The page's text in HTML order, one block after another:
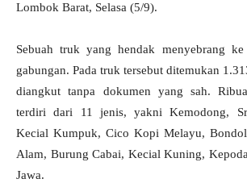
Lombok Barat, Selasa (5/9).
Sebuah truk yang hendak menyebrang
gabungan. Pada truk tersebut ditemukan
diangkut tanpa dokumen yang sah.
terdiri dari 11 jenis, yakni Kemodong,
Kecial Kumpuk, Cico Kopi Melayu,
Alam, Burung Cabai, Kecial Kuning,
Jawa.